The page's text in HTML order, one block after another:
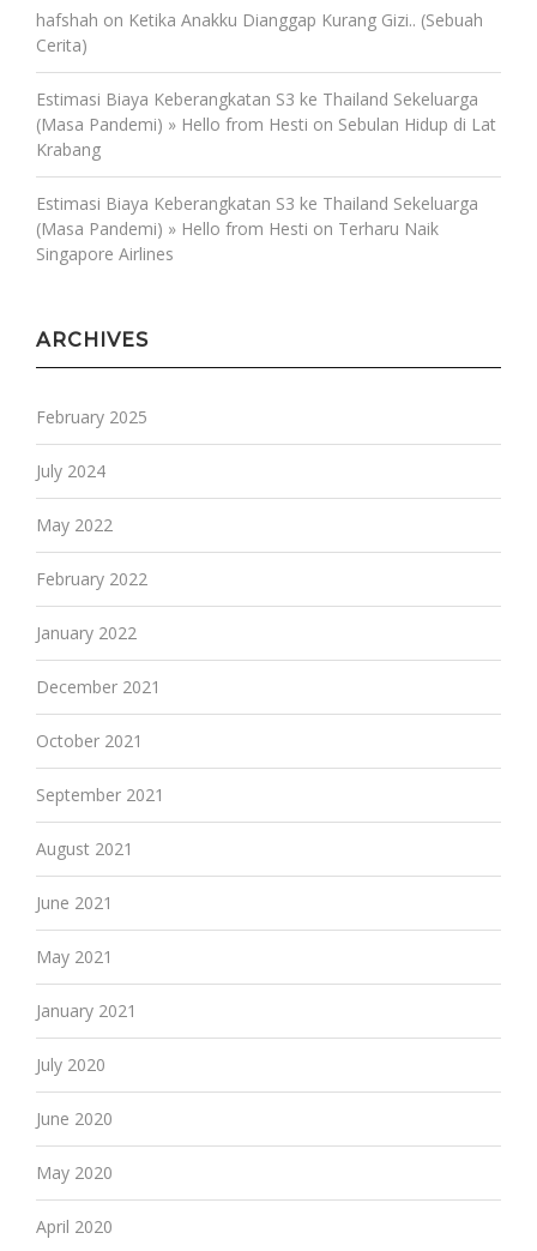
hafshah on Ketika Anakku Dianggap Kurang Gizi.. (Sebuah
Cerita)
Estimasi Biaya Keberangkatan S3 ke Thailand Sekeluarga
(Masa Pandemi) » Hello from Hesti on Sebulan Hidup di Lat
Krabang
Estimasi Biaya Keberangkatan S3 ke Thailand Sekeluarga
(Masa Pandemi) » Hello from Hesti on Terharu Naik
Singapore Airlines
ARCHIVES
February 2025
July 2024
May 2022
February 2022
January 2022
December 2021
October 2021
September 2021
August 2021
June 2021
May 2021
January 2021
July 2020
June 2020
May 2020
April 2020